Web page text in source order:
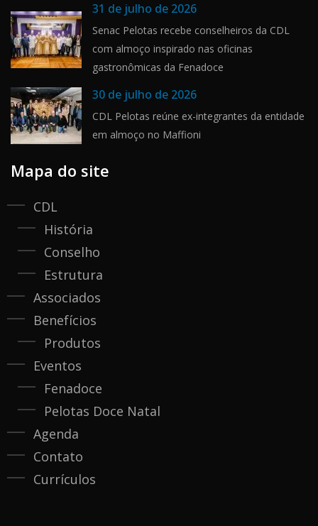
31 de julho de 2026
Senac Pelotas recebe conselheiros da CDL
com almoço inspirado nas oficinas
gastronômicas da Fenadoce
30 de julho de 2026
CDL Pelotas reúne ex-integrantes da entidade
em almoço no Maffioni
Mapa do site
CDL
História
Conselho
Estrutura
Associados
Benefícios
Produtos
Eventos
Fenadoce
Pelotas Doce Natal
Agenda
Contato
Currículos